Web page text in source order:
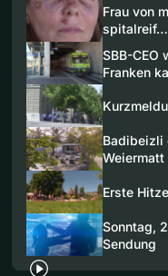
Frau von
spitalreif…
SBB-CEO
Franken
Badibeizli
Erste
Sonntag,
Sendung